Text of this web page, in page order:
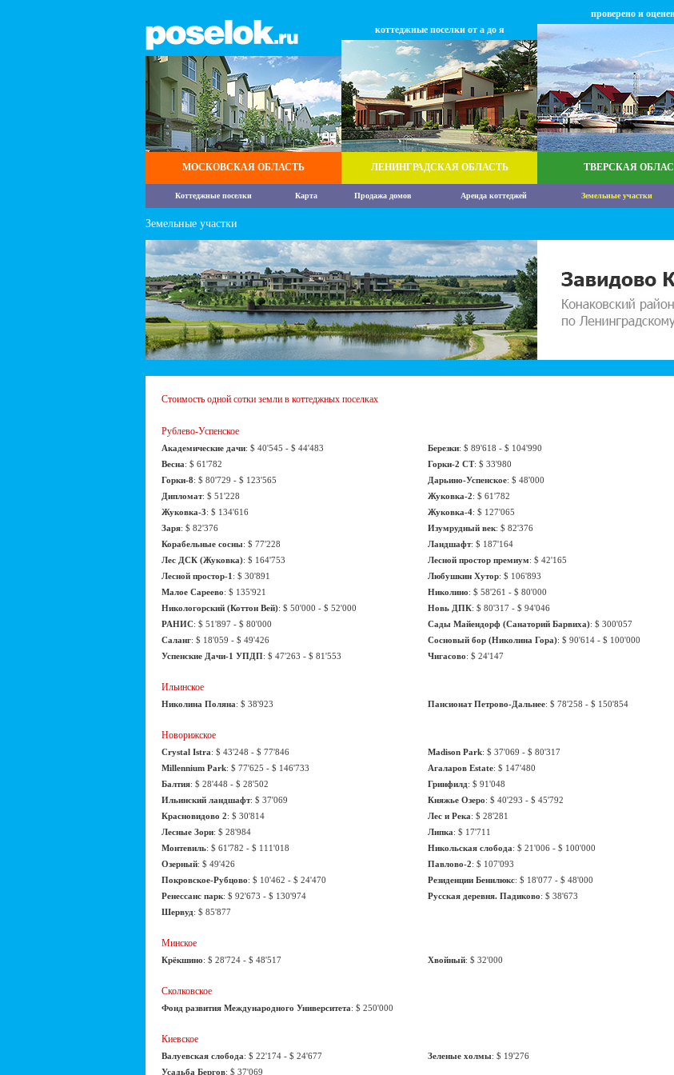
МОСКОВСКАЯ ОБЛАСТЬ
коттеджные поселки от а до я
ЛЕНИНГРАДСКАЯ ОБЛАСТЬ
проверено и
ТВЕРСКАЯ
Коттеджные поселки Карта Продажа домов Аренда коттеджей Земельные участки
Земельные участки
Стоимость одной сотки земли в коттеджных поселках
Рублево-Успенское
Академические дачи: $ 40'545 - $ 44'483 Березки: $ 89'618 - $ 104'990
Весна: $ 61'782 Горки-2 СТ: $ 33'980
Горки-8: $ 80'729 - $ 123'565 Дарьино-Успенское: $ 48'000
Дипломат: $ 51'228 Жуковка-2: $ 61'782
Жуковка-3: $ 134'616 Жуковка-4: $ 127'065
Заря: $ 82'376 Изумрудный век: $ 82'376
Корабельные сосны: $ 77'228 Ландшафт: $ 187'164
Лес ДСК (Жуковка): $ 164'753 Лесной простор премиум: $ 42'165
Лесной простор-1 : $ 30'891 Любушкин Хутор: $ 106'893
Малое Сареево: $ 135'921 Николино: $ 58'261 - $ 80'000
Никологорский (Коттон Вей): $ 50'000 - $ 52'000 Новь ДПК: $ 80'317 - $ 94'046
РАНИС: $ 51'897 - $ 80'000 Сады Майендорф (Санаторий Барвиха): $ 300'057
Саланг: $ 18'059 - $ 49'426 Сосновый бор (Николина Гора): $ 90'614 - $ 100'000
Успенские Дачи-1 УПДП: $ 47'263 - $ 81'553 Чигасово: $ 24'147
Ильинское
Николина Поляна: $ 38'923 Пансионат Петрово-Дальнее: $ 78'258 - $ 150'854
Новорижское
Crystal Istra: $ 43'248 - $ 77'846 Madison Park: $ 37'069 - $ 80'317
Millennium Park: $ 77'625 - $ 146'733 Агаларов Estate: $ 147'480
Балтия: $ 28'448 - $ 28'502 Гринфилд: $ 91'048
Ильинский ландшафт: $ 37'069 Княжье Озеро: $ 40'293 - $ 45'792
Красновидово 2: $ 30'814 Лес и Река: $ 28'281
Лесные Зори: $ 28'984 Липка: $ 17'711
Монтевиль: $ 61'782 - $ 111'018 Никольская слобода: $ 21'006 - $ 100'000
Озерный: $ 49'426 Павлово-2: $ 107'093
Покровское-Рубцово: $ 10'462 - $ 24'470 Резиденции Бенилюкс: $ 18'077 - $ 48'000
Ренессанс парк: $ 92'673 - $ 130'974 Русская деревня. Падиково: $ 38'673
Шервуд: $ 85'877
Минское
Крёкшино: $ 28'724 - $ 48'517 Хвойный: $ 32'000
Сколковское
Фонд развития Международного Университета: $ 250'000
Киевское
Валуевская слобода: $ 22'174 - $ 24'677 Зеленые холмы: $ 19'276
Усадьба Бергов: $ 37'069